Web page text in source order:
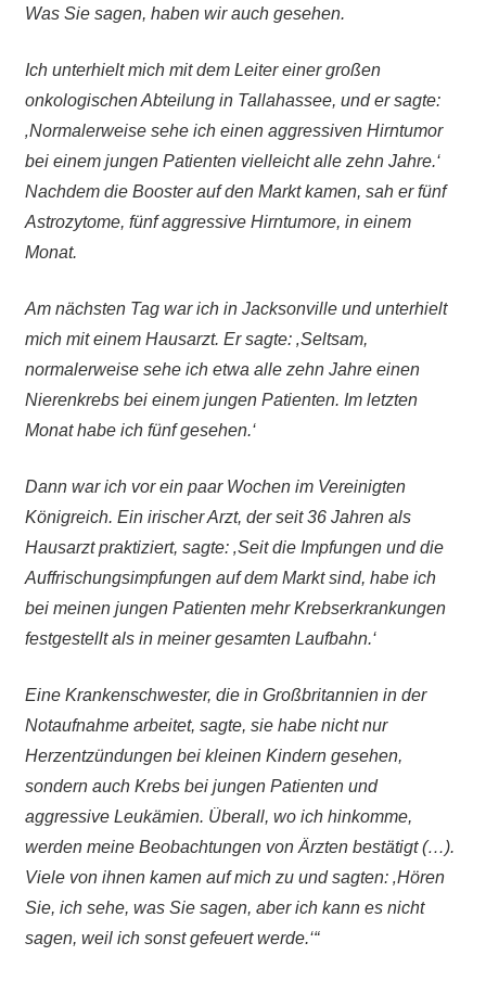
Was Sie sagen, haben wir auch gesehen.
Ich unterhielt mich mit dem Leiter einer großen
onkologischen Abteilung in Tallahassee, und er sagte:
‚Normalerweise sehe ich einen aggressiven Hirntumor
bei einem jungen Patienten vielleicht alle zehn Jahre.‘
Nachdem die Booster auf den Markt kamen, sah er fünf
Astrozytome, fünf aggressive Hirntumore, in einem
Monat.
Am nächsten Tag war ich in Jacksonville und unterhielt
mich mit einem Hausarzt. Er sagte: ‚Seltsam,
normalerweise sehe ich etwa alle zehn Jahre einen
Nierenkrebs bei einem jungen Patienten. Im letzten
Monat habe ich fünf gesehen.‘
Dann war ich vor ein paar Wochen im Vereinigten
Königreich. Ein irischer Arzt, der seit 36 Jahren als
Hausarzt praktiziert, sagte: ‚Seit die Impfungen und die
Auffrischungsimpfungen auf dem Markt sind, habe ich
bei meinen jungen Patienten mehr Krebserkrankungen
festgestellt als in meiner gesamten Laufbahn.‘
Eine Krankenschwester, die in Großbritannien in der
Notaufnahme arbeitet, sagte, sie habe nicht nur
Herzentzündungen bei kleinen Kindern gesehen,
sondern auch Krebs bei jungen Patienten und
aggressive Leukämien. Überall, wo ich hinkomme,
werden meine Beobachtungen von Ärzten bestätigt (…).
Viele von ihnen kamen auf mich zu und sagten: ‚Hören
Sie, ich sehe, was Sie sagen, aber ich kann es nicht
sagen, weil ich sonst gefeuert werde.‘“